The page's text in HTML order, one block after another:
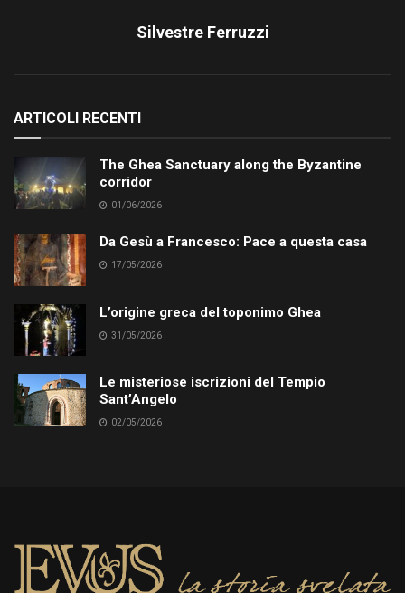
Silvestre Ferruzzi
ARTICOLI RECENTI
The Ghea Sanctuary along the Byzantine
corridor
01/06/2026
Da Gesù a Francesco: Pace a questa casa
17/05/2026
L’origine greca del toponimo Ghea
31/05/2026
Le misteriose iscrizioni del Tempio
Sant’Angelo
02/05/2026